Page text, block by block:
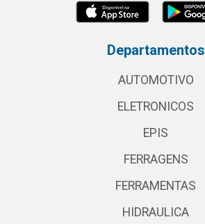
Departamentos
AUTOMOTIVO
ELETRONICOS
EPIS
FERRAGENS
FERRAMENTAS
HIDRAULICA